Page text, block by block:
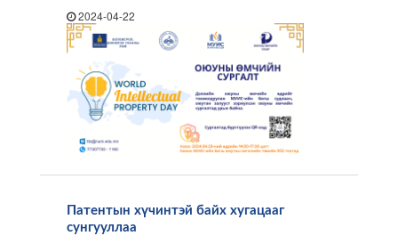
2024-04-22
Патентын хүчинтэй байх хугацааг
сунгууллаа